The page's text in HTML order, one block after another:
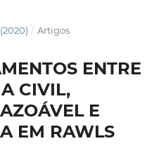
(2020) / Artigos
ENTRE
CIVIL,
E
EM RAWLS